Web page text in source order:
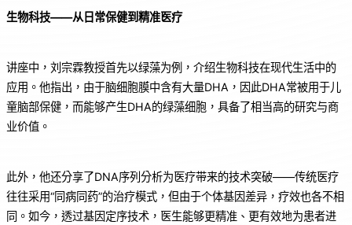
生物科技——从日常保健到精准医疗
讲座中，刘宗霖教授首先以绿藻为例，介绍生物科技在现代生活中的
应用。他指出，由于脑细胞膜中含有大量DHA，因此DHA常被用于儿
童脑部保健，而能够产生DHA的绿藻细胞，具备了相当高的研究与商
业价值。
此外，他还分享了DNA序列分析为医疗带来的技术突破——传统医疗
往往采用“同病同药”的治疗模式，但由于个体基因差异，疗效也各不相
同。如今，透过基因定序技术，医生能够更精准、更有效地为患者进